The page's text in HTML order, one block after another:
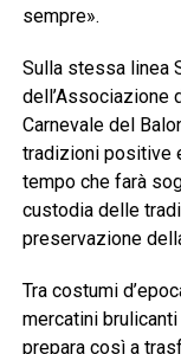
sempre».
Sulla stessa linea
dell’Associazione
Carnevale del
tradizioni positive
tempo che farà
custodia delle
preservazione
Tra costumi
mercatini
prepara così a